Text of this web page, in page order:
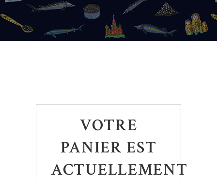
VOTRE
PANIER EST
ACTUELLEMENT